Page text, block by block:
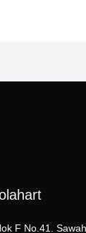
F No.41. Sawah